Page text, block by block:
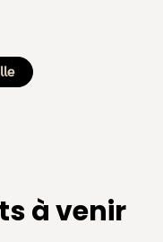
à venir